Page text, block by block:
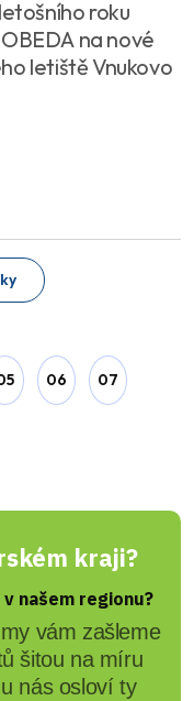
roku
na nové
letiště Vnukovo
06 07
kraji?
našem regionu?
vám zašleme
šitou na míru
nás osloví ty